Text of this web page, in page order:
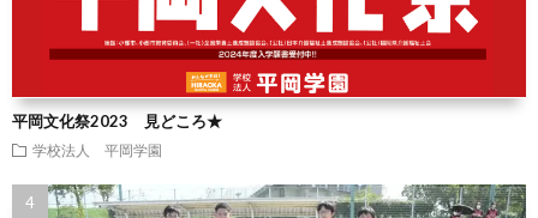
平岡文化祭2023 見どころ★
学校法人 平岡学園